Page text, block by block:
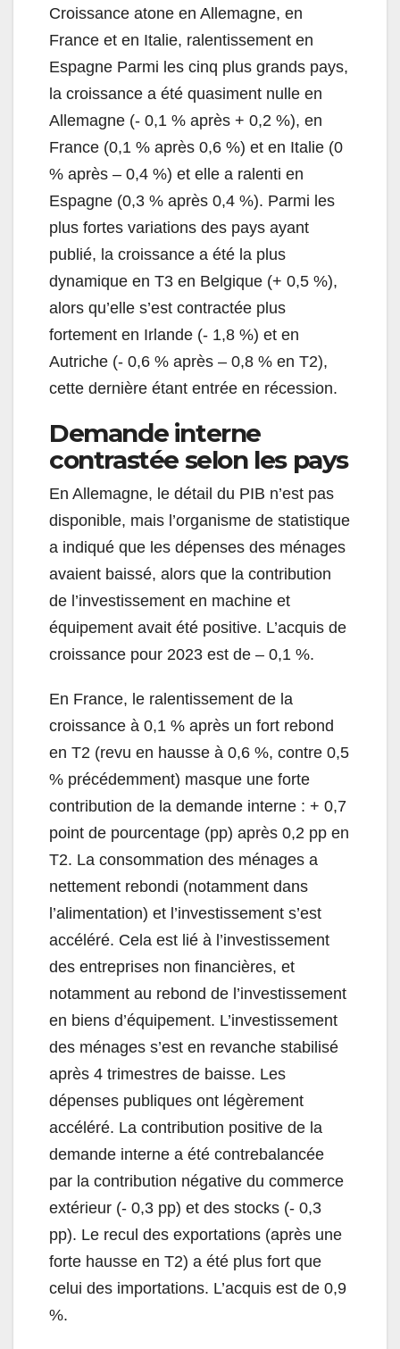
Croissance atone en Allemagne, en
France et en Italie, ralentissement en
Espagne Parmi les cinq plus grands pays,
la croissance a été quasiment nulle en
Allemagne (- 0,1 % après + 0,2 %), en
France (0,1 % après 0,6 %) et en Italie (0
% après – 0,4 %) et elle a ralenti en
Espagne (0,3 % après 0,4 %). Parmi les
plus fortes variations des pays ayant
publié, la croissance a été la plus
dynamique en T3 en Belgique (+ 0,5 %),
alors qu’elle s’est contractée plus
fortement en Irlande (- 1,8 %) et en
Autriche (- 0,6 % après – 0,8 % en T2),
cette dernière étant entrée en récession.
Demande interne
contrastée selon les pays
En Allemagne, le détail du PIB n’est pas
disponible, mais l’organisme de statistique
a indiqué que les dépenses des ménages
avaient baissé, alors que la contribution
de l’investissement en machine et
équipement avait été positive. L’acquis de
croissance pour 2023 est de – 0,1 %.
En France, le ralentissement de la
croissance à 0,1 % après un fort rebond
en T2 (revu en hausse à 0,6 %, contre 0,5
% précédemment) masque une forte
contribution de la demande interne : + 0,7
point de pourcentage (pp) après 0,2 pp en
T2. La consommation des ménages a
nettement rebondi (notamment dans
l’alimentation) et l’investissement s’est
accéléré. Cela est lié à l’investissement
des entreprises non financières, et
notamment au rebond de l’investissement
en biens d’équipement. L’investissement
des ménages s’est en revanche stabilisé
après 4 trimestres de baisse. Les
dépenses publiques ont légèrement
accéléré. La contribution positive de la
demande interne a été contrebalancée
par la contribution négative du commerce
extérieur (- 0,3 pp) et des stocks (- 0,3
pp). Le recul des exportations (après une
forte hausse en T2) a été plus fort que
celui des importations. L’acquis est de 0,9
%.